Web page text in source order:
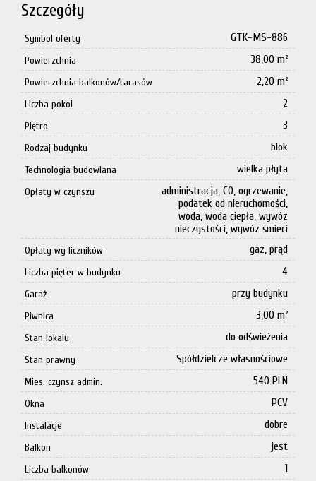
Szczegóły
Symbol oferty GTK-MS-886
Powierzchnia 38,00 m²
Powierzchnia balkonów/tarasów 2,20 m²
Liczba pokoi 2
Piętro 3
Rodzaj budynku blok
Technologia budowlana wielka płyta
Opłaty w czynszu
administracja, CO, ogrzewanie,
podatek od nieruchomości,
woda, woda ciepła, wywóz
nieczystości, wywóz śmieci
Opłaty wg liczników gaz, prąd
Liczba pięter w budynku 4
Garaż przy budynku
Piwnica 3,00 m²
Stan lokalu do odświeżenia
Stan prawny Spółdzielcze własnościowe
Mies. czynsz admin. 540 PLN
Okna PCV
Instalacje dobre
Balkon jest
Liczba balkonów 1